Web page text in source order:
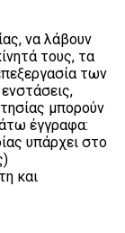
να λάβουν
τους, τα
των
μπορούν
έγγραφα:
υπάρχει στο
και